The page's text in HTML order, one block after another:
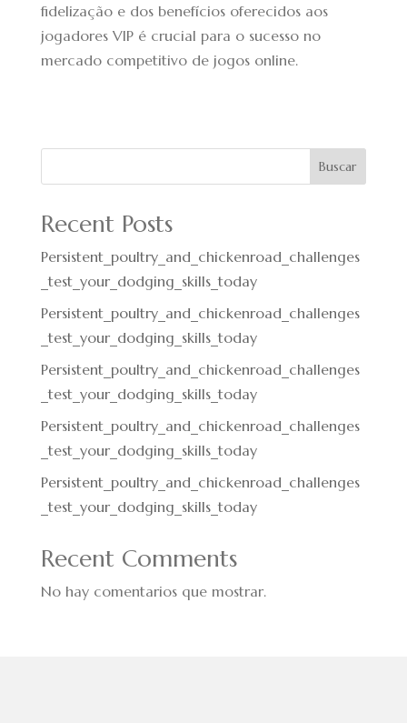
fidelização e dos benefícios oferecidos aos
jogadores VIP é crucial para o sucesso no
mercado competitivo de jogos online.
Buscar
Recent Posts
Persistent_poultry_and_chickenroad_challenges
_test_your_dodging_skills_today
Persistent_poultry_and_chickenroad_challenges
_test_your_dodging_skills_today
Persistent_poultry_and_chickenroad_challenges
_test_your_dodging_skills_today
Persistent_poultry_and_chickenroad_challenges
_test_your_dodging_skills_today
Persistent_poultry_and_chickenroad_challenges
_test_your_dodging_skills_today
Recent Comments
No hay comentarios que mostrar.